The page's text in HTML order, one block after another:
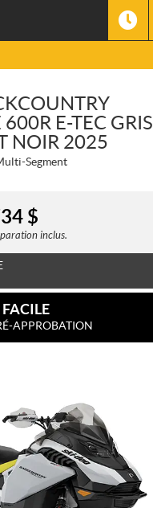
E-TEC GRIS
NOIR 2025
Segment
$
inclus.
APPROBATION